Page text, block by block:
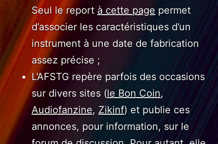
Seul le report à cette page permet
d’associer les caractéristiques d’un
instrument à une date de fabrication
assez précise ;
L’AFSTG repère parfois des occasions
sur divers sites (le Bon Coin,
Audiofanzine, Zikinf) et publie ces
annonces, pour information, sur le